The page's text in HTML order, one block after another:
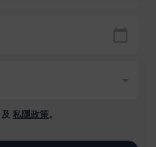
及 私隱政策。